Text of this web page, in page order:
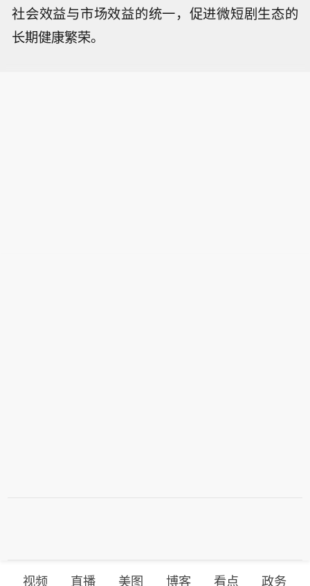
社会效益与市场效益的统一，促进微短剧生态的
长期健康繁荣。
视频 直播 美图 博客 看点 政务